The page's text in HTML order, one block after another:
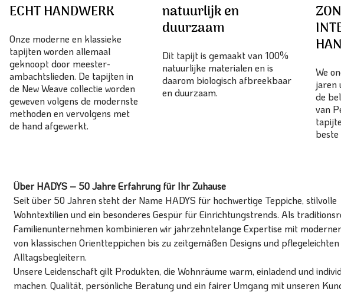
ECHT HANDWERK
Onze moderne en klassieke
tapijten worden allemaal
geknoopt door meester-
ambachtslieden. De tapijten in
de New Weave collectie worden
geweven volgens de modernste
methoden en vervolgens met
de hand afgewerkt.
natuurlijk en
duurzaam
Dit tapijt is gemaakt van 100%
natuurlijke materialen en is
daarom biologisch afbreekbaar
en duurzaam.
We
jaren
de
van
Über HADYS – 50 Jahre Erfahrung für Ihr Zuhause
Seit über 50 Jahren steht der Name HADYS für hochwertige Teppiche, stilvolle
Wohntextilien und ein besonderes Gespür für Einrichtungstrends. Als
Familienunternehmen kombinieren wir jahrzehntelange Expertise mit
von klassischen Orientteppichen bis zu zeitgemäßen Designs und pflegeleichten
Alltagsbegleitern.
Unsere Leidenschaft gilt Produkten, die Wohnräume warm, einladend und
machen. Qualität, persönliche Beratung und ein fairer Umgang mit unseren